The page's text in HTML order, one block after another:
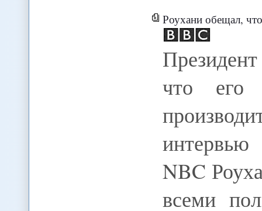
Роухани обещал,
что его
NBC
всеми